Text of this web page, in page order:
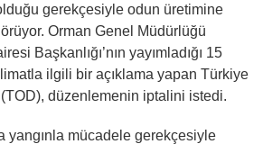
gerekçesiyle odun üretimine
Orman Genel Müdürlüğü
Başkanlığı’nın yayımladığı 15
ilgili bir açıklama yapan Türkiye
düzenlemenin iptalini istedi.
yangınla mücadele gerekçesiyle